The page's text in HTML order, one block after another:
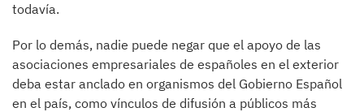
todavía.
Por lo demás, nadie puede negar que el apoyo de las
asociaciones empresariales de españoles en el exterior
deba estar anclado en organismos del Gobierno Español
en el país, como vínculos de difusión a públicos más